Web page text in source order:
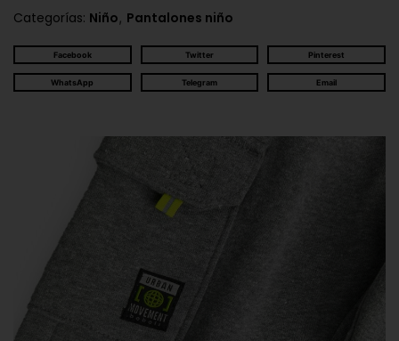
Categorías: Niño, Pantalones niño
Facebook Twitter Pinterest
WhatsApp Telegram Email